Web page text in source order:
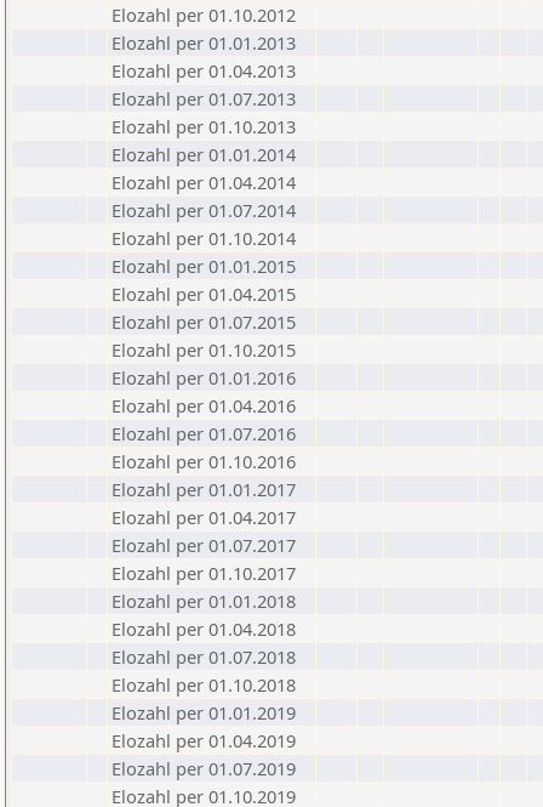
Elozahl per 01.10.2012
Elozahl per 01.01.2013
Elozahl per 01.04.2013
Elozahl per 01.07.2013
Elozahl per 01.10.2013
Elozahl per 01.01.2014
Elozahl per 01.04.2014
Elozahl per 01.07.2014
Elozahl per 01.10.2014
Elozahl per 01.01.2015
Elozahl per 01.04.2015
Elozahl per 01.07.2015
Elozahl per 01.10.2015
Elozahl per 01.01.2016
Elozahl per 01.04.2016
Elozahl per 01.07.2016
Elozahl per 01.10.2016
Elozahl per 01.01.2017
Elozahl per 01.04.2017
Elozahl per 01.07.2017
Elozahl per 01.10.2017
Elozahl per 01.01.2018
Elozahl per 01.04.2018
Elozahl per 01.07.2018
Elozahl per 01.10.2018
Elozahl per 01.01.2019
Elozahl per 01.04.2019
Elozahl per 01.07.2019
Elozahl per 01.10.2019